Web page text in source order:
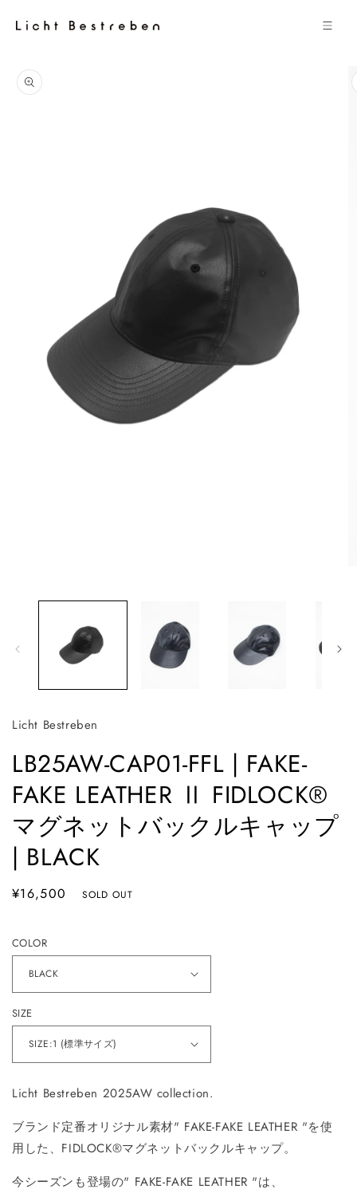
ツに進む
商品情報
にスキッ
プ
メ
開
Licht Bestreben
LB25AW-CAP01-FFL | FAKE-
FAKE LEATHER Ⅱ FIDLOCK®
マグネットバックルキャップ
| BLACK
通
格
¥16,500 SOLD OUT
COLOR
SIZE
Licht Bestreben 2025AW collection.
ブランド定番オリジナル素材" FAKE-FAKE LEATHER "を使
用した、FIDLOCK®マグネットバックルキャップ。
今シーズンも登場の" FAKE-FAKE LEATHER "は、